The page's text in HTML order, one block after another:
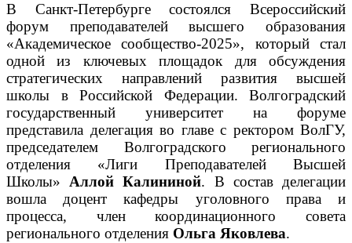
В Санкт-Петербурге состоялся Всероссийский
форум преподавателей высшего образования
«Академическое сообщество-2025», который стал
одной из ключевых площадок для обсуждения
стратегических направлений развития высшей
школы в Российской Федерации. Волгоградский
государственный университет на форуме
представила делегация во главе с ректором ВолГУ,
председателем Волгоградского регионального
отделения «Лиги Преподавателей Высшей
Школы»Аллой Калининой. В состав делегации
вошла доцент кафедры уголовного права и
процесса, член координационного совета
регионального отделения Ольга Яковлева.